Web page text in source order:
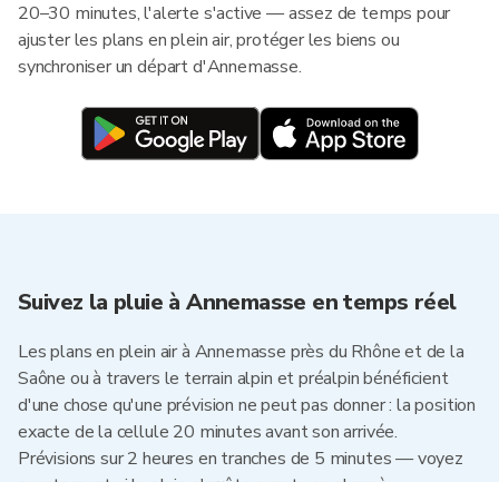
20–30 minutes, l'alerte s'active — assez de temps pour
ajuster les plans en plein air, protéger les biens ou
synchroniser un départ d'Annemasse.
Suivez la pluie à Annemasse en temps réel
Les plans en plein air à Annemasse près du Rhône et de la
Saône ou à travers le terrain alpin et préalpin bénéficient
d'une chose qu'une prévision ne peut pas donner : la position
exacte de la cellule 20 minutes avant son arrivée.
Prévisions sur 2 heures en tranches de 5 minutes — voyez